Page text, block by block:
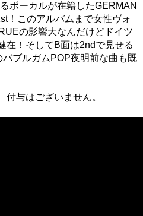
ボーカルが在籍したGERMAN
！このアルバムまで女性ヴォ
の影響大なんだけどドイツ
在！そしてB面は2ndで見せる
ブルガムPOP夜明前な曲も既
与はございません。